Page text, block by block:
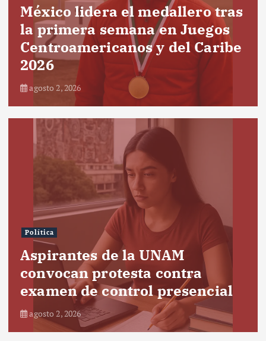
México lidera el medallero tras
la primera semana en Juegos
Centroamericanos y del Caribe
2026
agosto 2, 2026
Política
Aspirantes de la UNAM
convocan protesta contra
examen de control presencial
agosto 2, 2026